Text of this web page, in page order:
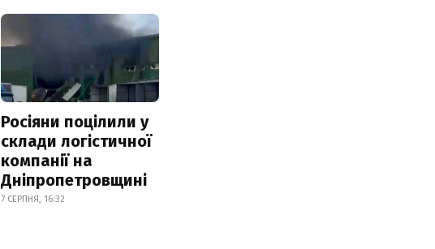
Росіяни поцілили у
склади логістичної
компанії на
Дніпропетровщині
7 СЕРПНЯ, 16:32